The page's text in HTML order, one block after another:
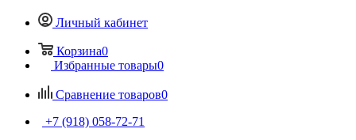
Личный кабинет
Корзина0
Избранные товары0
Сравнение товаров0
+7 (918) 058-72-71